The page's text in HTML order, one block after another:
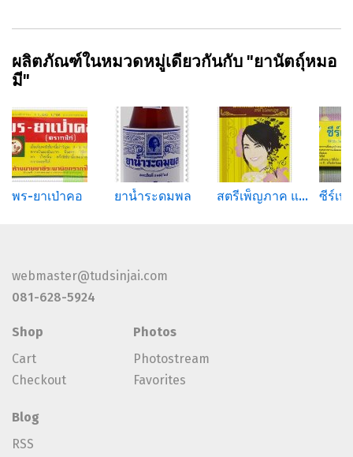
ผลิตภัณฑ์ในหมวดหมู่เดียวกันกับ "ยานัตถุ์หมอ
มี"
พร-ยาเป่าคอ ยาน้ำระดมพล สตรีเพ็ญภาค แคปซูล ซีร์เท
webmaster@tudsinjai.com
081-628-5924
Shop
Cart
Checkout
Photos
Photostream
Favorites
Blog
RSS